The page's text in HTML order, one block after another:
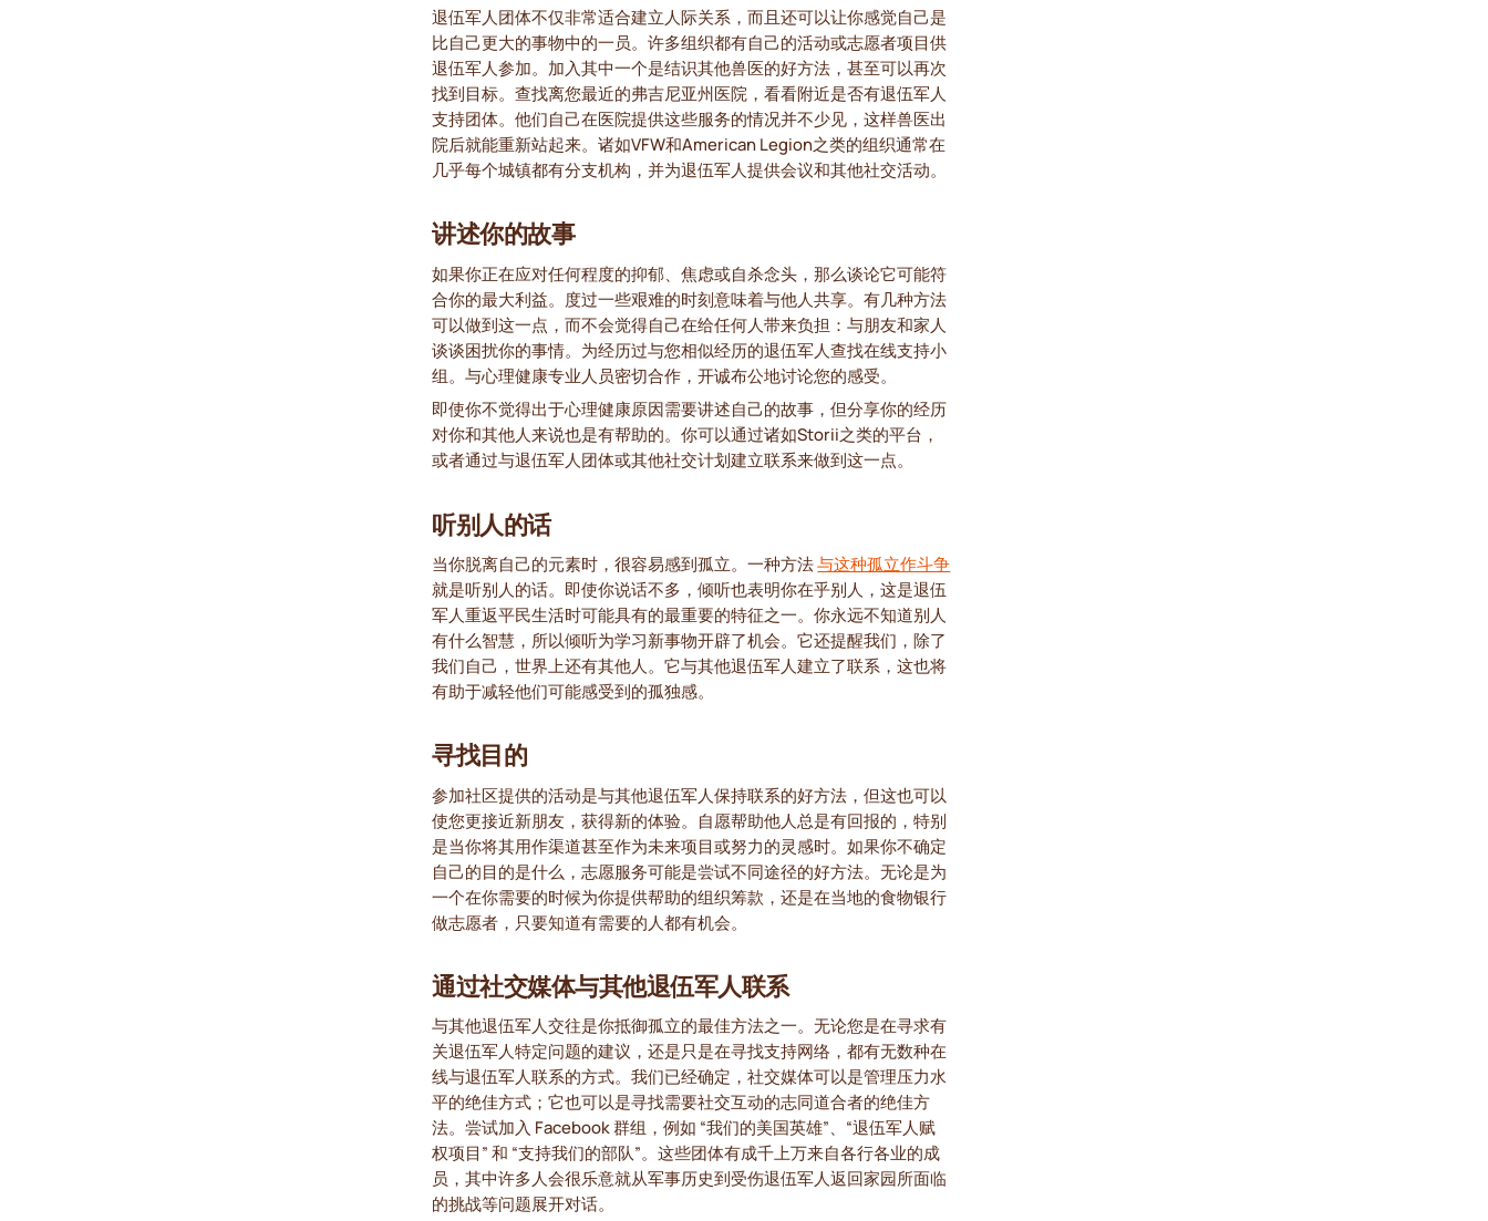
退伍军人团体不仅非常适合建立人际关系，而且还可以让你感觉自己是
比自己更大的事物中的一员。许多组织都有自己的活动或志愿者项目供
退伍军人参加。加入其中一个是结识其他兽医的好方法，甚至可以再次
找到目标。查找离您最近的弗吉尼亚州医院，看看附近是否有退伍军人
支持团体。他们自己在医院提供这些服务的情况并不少见，这样兽医出
院后就能重新站起来。诸如VFW和American Legion之类的组织通常在
几乎每个城镇都有分支机构，并为退伍军人提供会议和其他社交活动。
讲述你的故事
如果你正在应对任何程度的抑郁、焦虑或自杀念头，那么谈论它可能符
合你的最大利益。度过一些艰难的时刻意味着与他人共享。有几种方法
可以做到这一点，而不会觉得自己在给任何人带来负担：与朋友和家人
谈谈困扰你的事情。为经历过与您相似经历的退伍军人查找在线支持小
组。与心理健康专业人员密切合作，开诚布公地讨论您的感受。
即使你不觉得出于心理健康原因需要讲述自己的故事，但分享你的经历
对你和其他人来说也是有帮助的。你可以通过诸如Storii之类的平台，
或者通过与退伍军人团体或其他社交计划建立联系来做到这一点。
听别人的话
当你脱离自己的元素时，很容易感到孤立。一种方法与这种孤立作斗争
就是听别人的话。即使你说话不多，倾听也表明你在乎别人，这是退伍
军人重返平民生活时可能具有的最重要的特征之一。你永远不知道别人
有什么智慧，所以倾听为学习新事物开辟了机会。它还提醒我们，除了
我们自己，世界上还有其他人。它与其他退伍军人建立了联系，这也将
有助于减轻他们可能感受到的孤独感。
寻找目的
参加社区提供的活动是与其他退伍军人保持联系的好方法，但这也可以
使您更接近新朋友，获得新的体验。自愿帮助他人总是有回报的，特别
是当你将其用作渠道甚至作为未来项目或努力的灵感时。如果你不确定
自己的目的是什么，志愿服务可能是尝试不同途径的好方法。无论是为
一个在你需要的时候为你提供帮助的组织筹款，还是在当地的食物银行
做志愿者，只要知道有需要的人都有机会。
通过社交媒体与其他退伍军人联系
与其他退伍军人交往是你抵御孤立的最佳方法之一。无论您是在寻求有
关退伍军人特定问题的建议，还是只是在寻找支持网络，都有无数种在
线与退伍军人联系的方式。我们已经确定，社交媒体可以是管理压力水
平的绝佳方式；它也可以是寻找需要社交互动的志同道合者的绝佳方
法。尝试加入 Facebook 群组，例如 “我们的美国英雄”、“退伍军人赋
权项目” 和 “支持我们的部队”。这些团体有成千上万来自各行各业的成
员，其中许多人会很乐意就从军事历史到受伤退伍军人返回家园所面临
的挑战等问题展开对话。